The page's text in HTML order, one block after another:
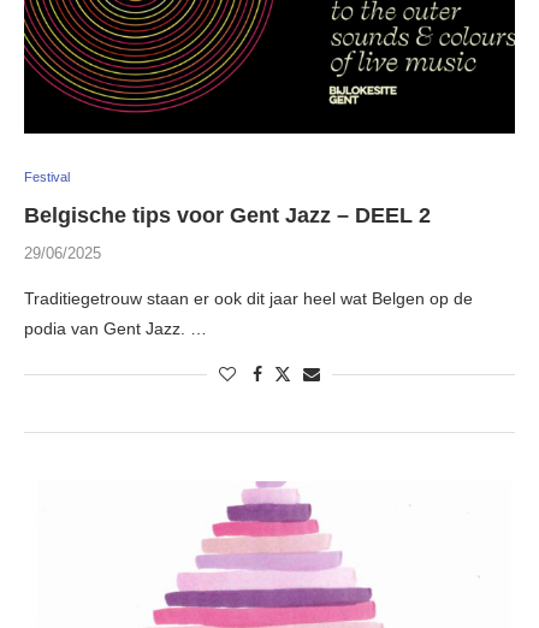
Festival
Belgische tips voor Gent Jazz – DEEL 2
29/06/2025
Traditiegetrouw staan er ook dit jaar heel wat Belgen op de
podia van Gent Jazz. …